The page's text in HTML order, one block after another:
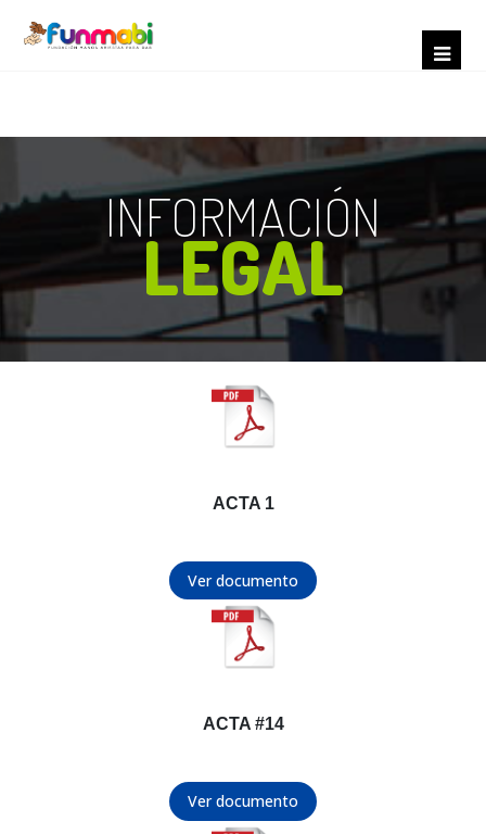
INFORMACIÓN
LEGAL
ACTA 1
Ver documento
ACTA #14
Ver documento